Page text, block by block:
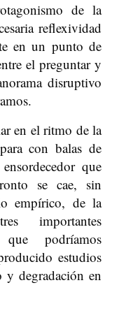
de la
reflexividad
en un punto de
el preguntar y
disruptivo
en el ritmo de la
con balas de
que
se cae, sin
empírico, de la
importantes
que podríamos
estudios
y degradación en